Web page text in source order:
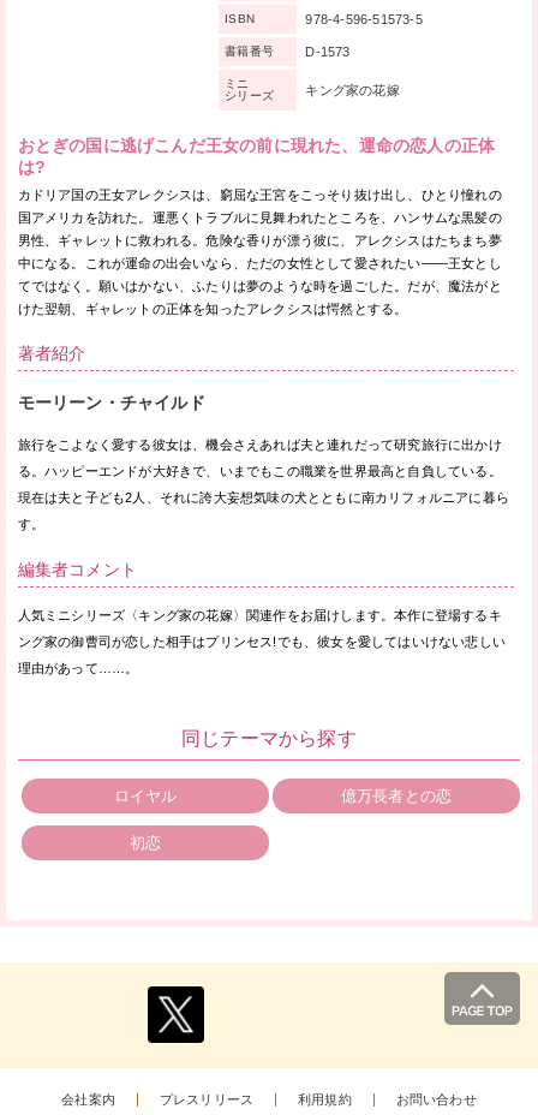
おとぎの国に逃げこんだ王女の前に現れた、運命の恋人の正体
は?
カドリア国の王女アレクシスは、窮屈な王宮をこっそり抜け出し、ひとり憧れの
国アメリカを訪れた。運悪くトラブルに見舞われたところを、ハンサムな黒髪の
男性、ギャレットに救われる。危険な香りが漂う彼に、アレクシスはたちまち夢
中になる。これが運命の出会いなら、ただの女性として愛されたい——王女とし
てではなく。願いはかない、ふたりは夢のような時を過ごした。だが、魔法がと
けた翌朝、ギャレットの正体を知ったアレクシスは愕然とする。
ISBN 978-4-596-51573-5
書籍番号 D-1573
ミニ
シリーズ
キング家の花嫁
著者紹介
モーリーン・チャイルド
旅行をこよなく愛する彼女は、機会さえあれば夫と連れだって研究旅行に出かけ
る。ハッピーエンドが大好きで、いまでもこの職業を世界最高と自負している。
現在は夫と子ども2人、それに誇大妄想気味の犬とともに南カリフォルニアに暮ら
す。
編集者コメント
人気ミニシリーズ〈キング家の花嫁〉関連作をお届けします。本作に登場するキ
ング家の御曹司が恋した相手はプリンセス!でも、彼女を愛してはいけない悲しい
理由があって……。
同じテーマから探す
ロイヤル 億万長者との恋
初恋
会社案内 プレスリリース 利用規約 お問い合わせ